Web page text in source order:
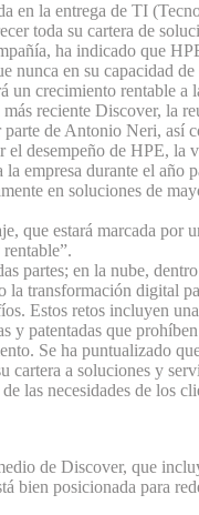
en la entrega de TI
toda su cartera de
ha indicado que
en su capacidad
un crecimiento rentable a
reciente Discover, la
de Antonio Neri, así
el desempeño de HPE, la
empresa durante el año
en soluciones de
que estará marcada por
partes; en la nube,
la transformación digital
Estos retos incluyen
y patentadas que
Se ha puntualizado
cartera a soluciones y
las necesidades de los
de Discover, que
bien posicionada para